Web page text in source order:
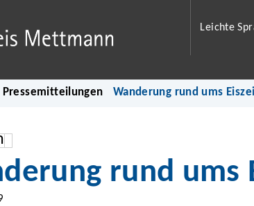
Leichte
Pressemitteilungen Wanderung rund ums
rund ums